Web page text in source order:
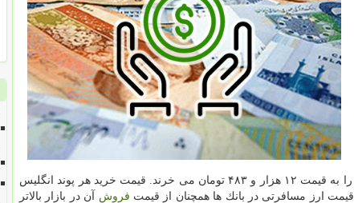
ها امروز (۲۰ مهرماه) هر دلار آمریكا را ۱۱ هزار و ۳۲۵ تومان و هر یورو را به قیمت ۱۲ هزار و ۴۸۳ تومان می خرند. قیمت خرید هر پوند انگلیس
قیمت ارز مسافرتی در بانك ها همچنان از قیمت فروش آن در بازار بالاتر